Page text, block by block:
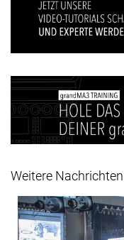
Weitere Nachrichten